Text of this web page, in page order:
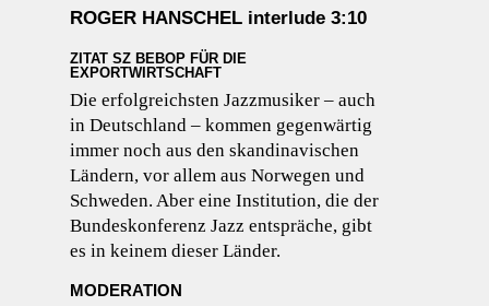
ROGER HANSCHEL interlude 3:10
ZITAT SZ BEBOP FÜR DIE
EXPORTWIRTSCHAFT
Die erfolgreichsten Jazzmusiker – auch
in Deutschland – kommen gegenwärtig
immer noch aus den skandinavischen
Ländern, vor allem aus Norwegen und
Schweden. Aber eine Institution, die der
Bundeskonferenz Jazz entspräche, gibt
es in keinem dieser Länder.
MODERATION